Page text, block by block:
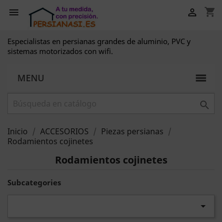
 shopping_cart

Especialistas en persianas grandes de aluminio, PVC y
sistemas motorizados con wifi.
MENU

Inicio ACCESORIOS
Piezas persianas
Rodamientos cojinetes
Rodamientos cojinetes
Subcategories
